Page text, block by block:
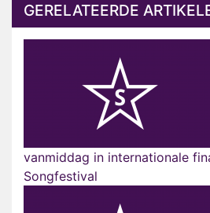
GERELATEERDE
vanmiddag in internationale
Songfestival